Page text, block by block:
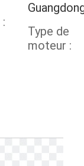
Type de
moteur :